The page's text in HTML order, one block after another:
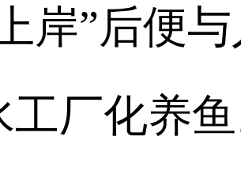
岸”后便
工厂化养